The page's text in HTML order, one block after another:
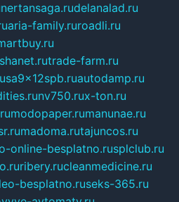
nertansaga.rudelanalad.ru
aria-family.ruroadli.ru
trade-farm.ru
autodamp.ru
nv750.rux-ton.ru
modopaper.rumanunae.ru
madoma.rutajuncos.ru
online-besplatno.rusplclub.ru
ribery.rucleanmedicine.ru
besplatno.ruseks-365.ru